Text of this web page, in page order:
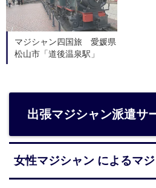
マジシャン四国旅 愛媛県
松山市「道後温泉駅」
出張マジシャン派遣サ
女性マジシャン によるマ